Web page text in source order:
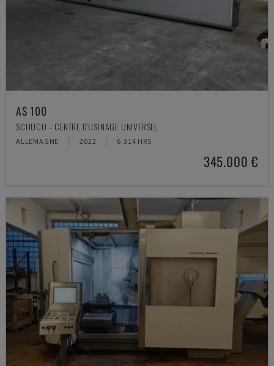
AS 100
SCHÜCO - CENTRE D'USINAGE UNIVERSEL
ALLEMAGNE 2022 6.314 HRS
345.000 €